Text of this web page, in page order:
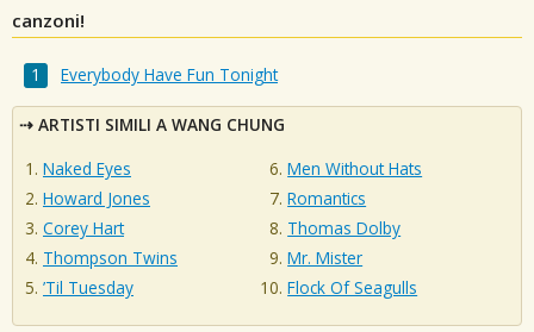
canzoni!
Everybody Have Fun Tonight
ARTISTI SIMILI A WANG CHUNG
Naked Eyes
Howard Jones
Corey Hart
Thompson Twins
’Til Tuesday
Men Without Hats
Romantics
Thomas Dolby
Mr. Mister
Flock Of Seagulls